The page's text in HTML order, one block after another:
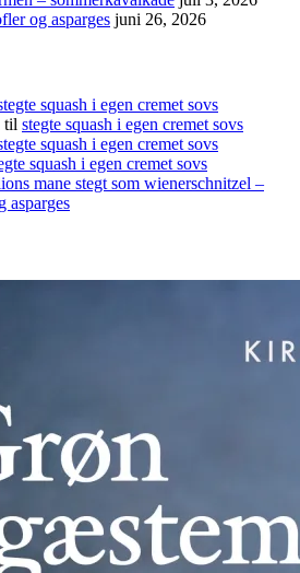
og asparges juni 26, 2026
squash i egen cremet sovs
til stegte squash i egen cremet sovs
squash i egen cremet sovs
squash i egen cremet sovs
mane stegt som wienerschnitzel –
asparges